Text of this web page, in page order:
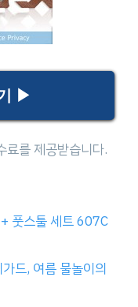
▶
풋스툴 세트 607C
드, 여름 물놀이의